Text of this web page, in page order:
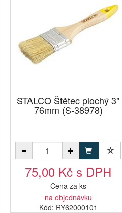
STALCO Štětec plochý 3"
76mm (S-38978)
75,00 Kč s DPH
Cena za ks
na objednávku
Kód: RY62000101